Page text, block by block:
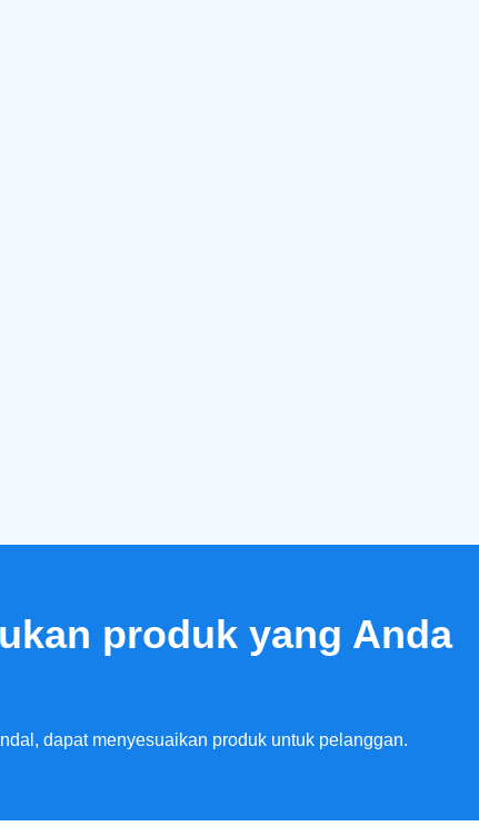
produk yang Anda
dapat menyesuaikan produk untuk pelanggan.